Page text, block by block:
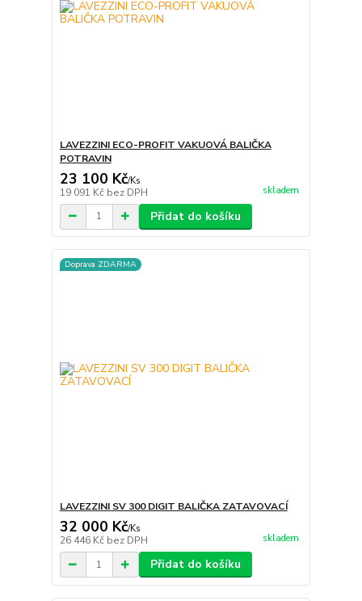
LAVEZZINI ECO-PROFIT VAKUOVÁ BALIČKA
POTRAVIN
23 100 Kč/Ks
19 091 Kč bez DPH skladem
Přidat do košíku
Doprava ZDARMA
LAVEZZINI SV 300 DIGIT BALIČKA ZATAVOVACÍ
32 000 Kč/Ks
26 446 Kč bez DPH skladem
Přidat do košíku